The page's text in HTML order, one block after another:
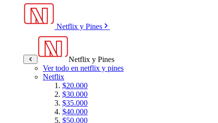
Netflix y Pines
Netflix y Pines
Ver todo en netflix y pines
Netflix
$20.000
$30.000
$35.000
$40.000
$50.000